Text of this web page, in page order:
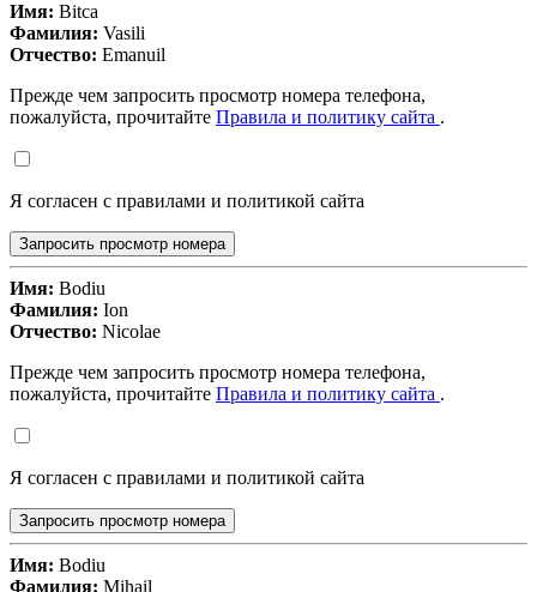
Имя: Bitca
Фамилия: Vasili
Отчество: Emanuil
Прежде чем запросить просмотр номера телефона,
пожалуйста, прочитайте Правила и политику сайта .
Я согласен с правилами и политикой сайта
Запросить просмотр номера
Имя: Bodiu
Фамилия: Ion
Отчество: Nicolae
Прежде чем запросить просмотр номера телефона,
пожалуйста, прочитайте Правила и политику сайта .
Я согласен с правилами и политикой сайта
Запросить просмотр номера
Имя: Bodiu
Фамилия: Mihail